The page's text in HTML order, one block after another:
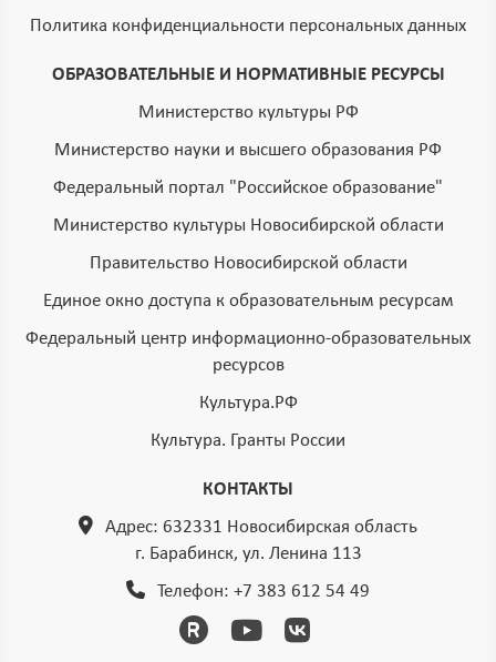
Политика конфиденциальности персональных данных
ОБРАЗОВАТЕЛЬНЫЕ И НОРМАТИВНЫЕ РЕСУРСЫ
Министерство культуры РФ
Министерство науки и высшего образования РФ
Федеральный портал "Российское образование"
Министерство культуры Новосибирской области
Правительство Новосибирской области
Единое окно доступа к образовательным ресурсам
Федеральный центр информационно-образовательных
ресурсов
Культура.РФ
Культура. Гранты России
КОНТАКТЫ
Адрес: 632331 Новосибирская область
г. Барабинск, ул. Ленина 113
Телефон: +7 383 612 54 49